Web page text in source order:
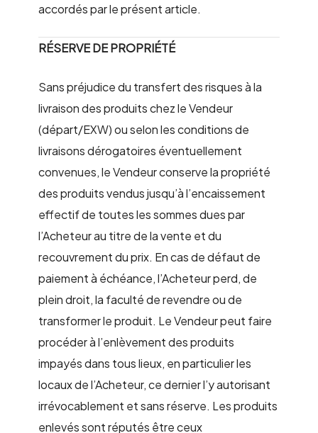
accordés par le présent article.
RÉSERVE DE PROPRIÉTÉ
Sans préjudice du transfert des risques à la
livraison des produits chez le Vendeur
(départ/EXW) ou selon les conditions de
livraisons dérogatoires éventuellement
convenues, le Vendeur conserve la propriété
des produits vendus jusqu’à l’encaissement
effectif de toutes les sommes dues par
l’Acheteur au titre de la vente et du
recouvrement du prix. En cas de défaut de
paiement à échéance, l’Acheteur perd, de
plein droit, la faculté de revendre ou de
transformer le produit. Le Vendeur peut faire
procéder à l’enlèvement des produits
impayés dans tous lieux, en particulier les
locaux de l’Acheteur, ce dernier l’y autorisant
irrévocablement et sans réserve. Les produits
enlevés sont réputés être ceux